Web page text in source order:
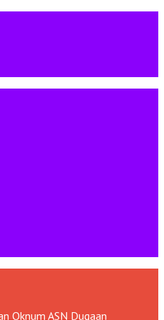
Oknum ASN Dugaan